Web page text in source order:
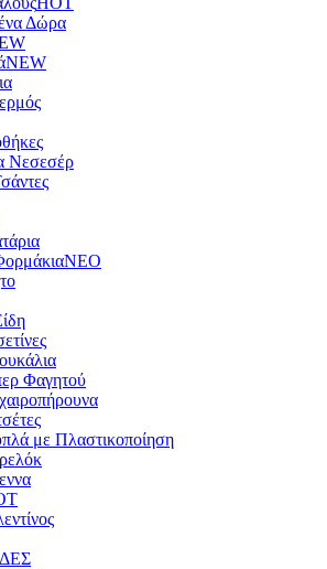
Δώρα
NEW
Νεσεσέρ
NEO
Φαγητού
με Πλαστικοποίηση